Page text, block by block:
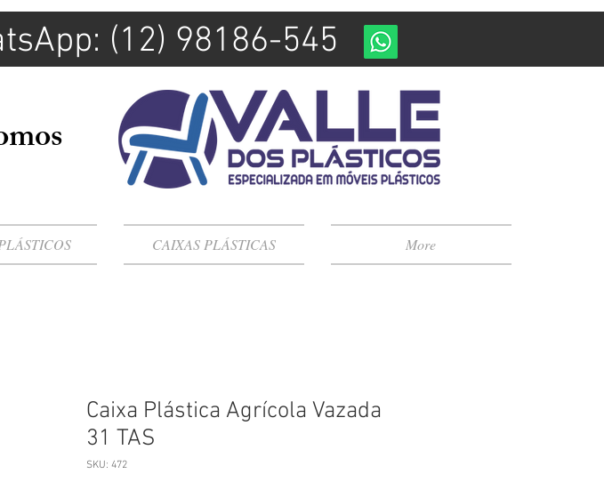
CAIXAS PLÁSTICAS More
(12) 98186-545
Caixa Plástica Agrícola Vazada
31 TAS
SKU: 472